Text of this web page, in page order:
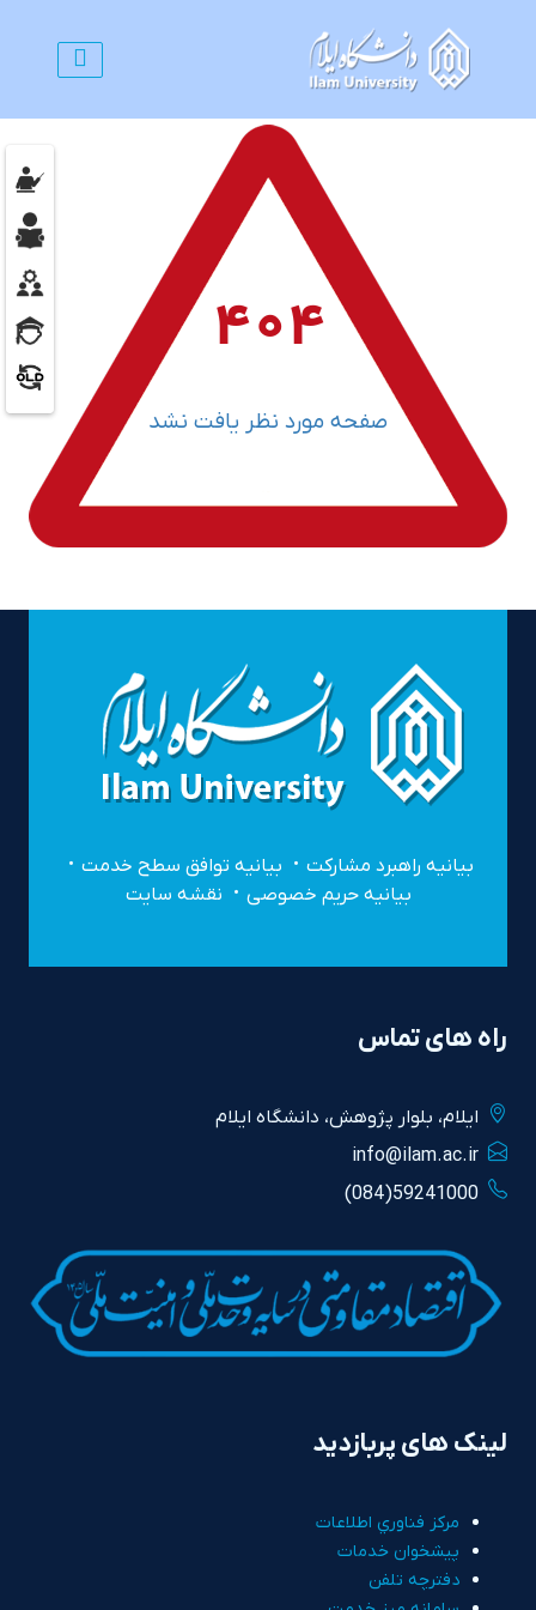
404
صفحه مورد نظر یافت نشد
بیانیه راهبرد مشارکت
بیانیه توافق سطح خدمت
بیانیه حریم خصوصی
نقشه سایت
راه های تماس
ايلام، بلوار پژوهش، دانشگاه ايلام
info@ilam.ac.ir
59241000(084)
لینک های پربازدید
مرکز فناوري اطلاعات
پيشخوان خدمات
دفترچه تلفن